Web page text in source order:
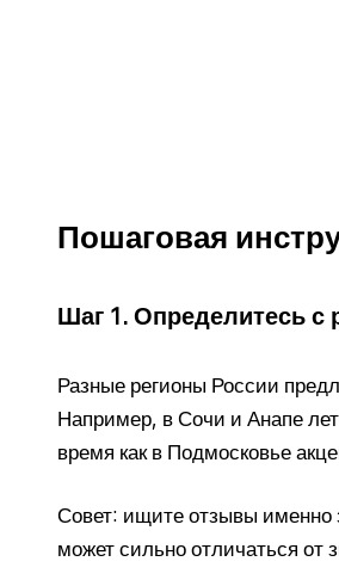
Пошаговая
Шаг 1. Определитесь с
Разные регионы России
Например, в Сочи и Анапе
время как в Подмосковье
Совет: ищите отзывы именно
может сильно отличаться от